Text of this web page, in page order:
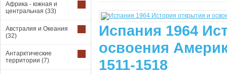
Африка - южная и
центральная (33)
Австралия и Океания
(32)
Антарктические
территории (7)
Испания 1964
освоения
1511-1518